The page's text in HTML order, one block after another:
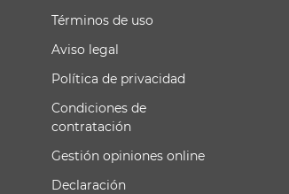
Términos de uso
Aviso legal
Política de privacidad
Condiciones de
contratación
Gestión opiniones online
Declaración